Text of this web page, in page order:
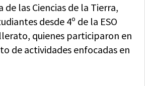
de las Ciencias de la Tierra,
desde 4º de la ESO
quienes participaron en
de actividades enfocadas en